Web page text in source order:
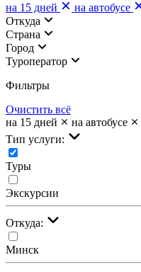
на 15 дней
на автобусе
Откуда
Страна
Город
Туроператор
Фильтры
Очистить всё
на 15 дней
на автобусе
Тип услуги:
Туры
Экскурсии
Откуда:
Минск